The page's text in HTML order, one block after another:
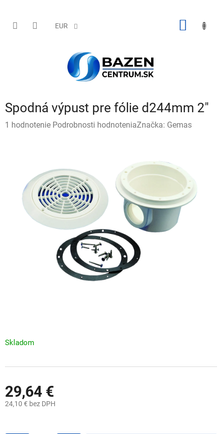
obsah
EUR
Spodná výpust pre fólie d244mm 2"
Priemerné
hviezdičiek.
1 hodnotenie Podrobnosti hodnoteniaZnačka: Gemas
29,64 €
24,10 € bez DPH
Skladom